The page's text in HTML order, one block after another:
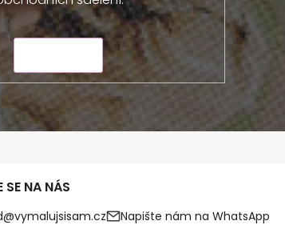
SE NA NÁS
Napište nám na WhatsApp